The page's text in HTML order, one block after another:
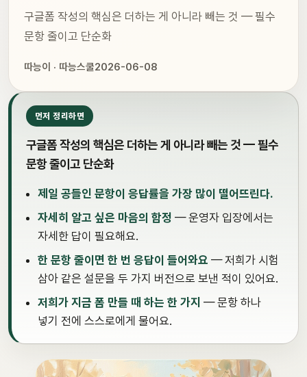
구글폼 작성의 핵심은 더하는 게 아니라 빼는 것 — 필수
문항 줄이고 단순화
따능이 · 따능스쿨2026-06-08
먼저 정리하면
구글폼 작성의 핵심은 더하는 게 아니라 빼는 것 — 필수
문항 줄이고 단순화
제일 공들인 문항이 응답률을 가장 많이 떨어뜨린다.
자세히 알고 싶은 마음의 함정 — 운영자 입장에서는
자세한 답이 필요해요.
한 문항 줄이면 한 번 응답이 들어와요 — 저희가 시험
삼아 같은 설문을 두 가지 버전으로 보낸 적이 있어요.
저희가 지금 폼 만들 때 하는 한 가지 — 문항 하나
넣기 전에 스스로에게 물어요.